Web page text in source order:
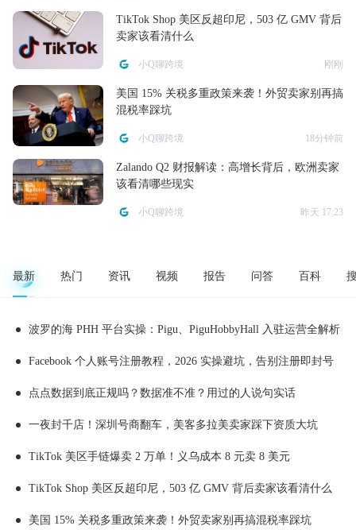
TikTok Shop 美区反超印尼，503 亿 GMV 背后
卖家该看清什么
小Q聊跨境 刚刚
美国 15% 关税多重政策来袭！外贸卖家别再搞
混税率踩坑
小Q聊跨境 18分钟前
Zalando Q2 财报解读：高增长背后，欧洲卖家
该看清哪些现实
小Q聊跨境 昨天 17:23
最新 热门 资讯 视频 报告 问答 百科
波罗的海 PHH 平台实操：Pigu、PiguHobbyHall 入驻运营全解析
Facebook 个人账号注册教程，2026 实操避坑，告别注册即封号
点点数据到底正规吗？数据准不准？用过的人说句实话
一夜封千店！深圳号商翻车，美客多拉美卖家踩下资质大坑
TikTok 美区手链爆卖 2 万单！义乌成本 8 元卖 8 美元
TikTok Shop 美区反超印尼，503 亿 GMV 背后卖家该看清什么
美国 15% 关税多重政策来袭！外贸卖家别再搞混税率踩坑